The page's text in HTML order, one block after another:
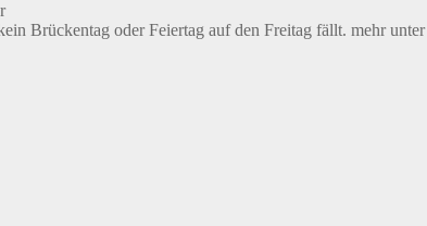
Brückentag oder Feiertag auf den Freitag fällt. mehr unter